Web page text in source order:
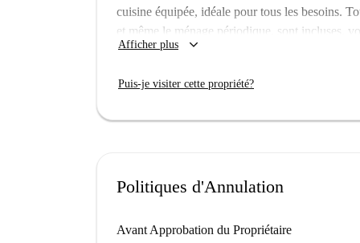
cuisine équipée, idéale pour tous les besoins.
et même le ménage périodique, sont incluses,
dispose ni d'ascenseur ni de balcon, mais offre
des monuments tels que la Casa do Campo
Afficher plus keyboard_arrow_down
Puis-je visiter cette propriété?
Politiques d'Annulation
Avant Approbation du Propriétaire